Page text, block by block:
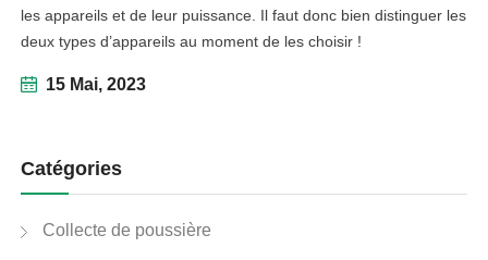
15 Mai, 2023
Catégories
Collecte de poussière
les appareils et de leur puissance. Il faut donc bien distinguer les
deux types d’appareils au moment de les choisir !